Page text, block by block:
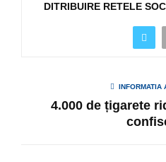
DITRIBUIRE RETELE
INFORMATIA
4.000 de țigarete